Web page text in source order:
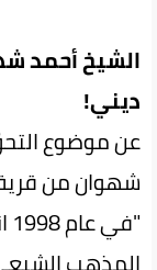
ديني!
عن موضوع
شهوان من قرية